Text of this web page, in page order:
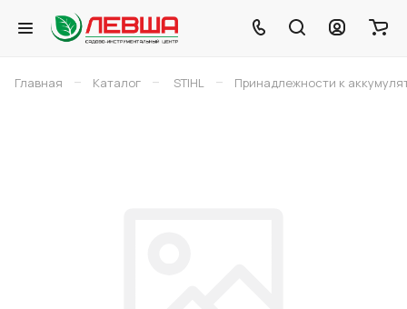
Главная – Каталог – STIHL – Принадлежности к